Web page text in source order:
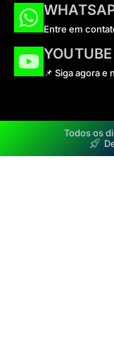
Entre em
YOUTUBE
📌 Siga agora e
Todos os